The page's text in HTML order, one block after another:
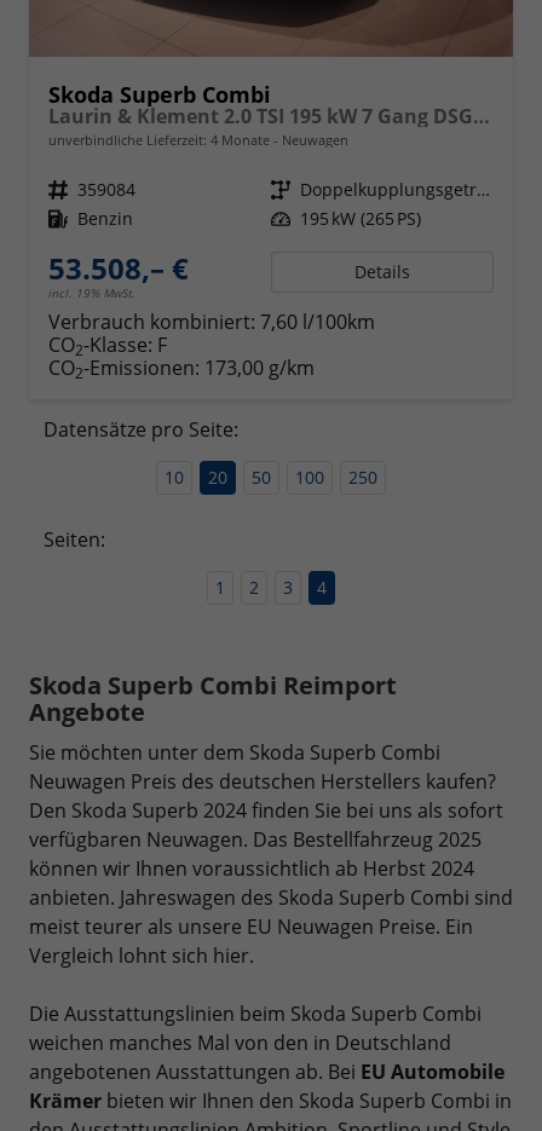
Skoda Superb Combi
Laurin & Klement 2.0 TSI 195 kW 7 Gang DSG 4x4
unverbindliche Lieferzeit: 4 Monate Neuwagen
Fahrzeugnr. 359084 Getriebe
Doppelkupplungsgetriebe (DSG)
Kraftstoff Benzin Leistung 195 kW (265 PS)
53.508,– €
incl. 19% MwSt.
Details
Verbrauch kombiniert: 7,60 l/100km
CO2-Klasse: F
CO2-Emissionen: 173,00 g/km
Datensätze pro Seite:
10 20 50 100 250
Seiten:
1 2 3 4
Skoda Superb Combi Reimport
Angebote
Sie möchten unter dem Skoda Superb Combi
Neuwagen Preis des deutschen Herstellers kaufen?
Den Skoda Superb 2024 finden Sie bei uns als sofort
verfügbaren Neuwagen. Das Bestellfahrzeug 2025
können wir Ihnen voraussichtlich ab Herbst 2024
anbieten. Jahreswagen des Skoda Superb Combi sind
meist teurer als unsere EU Neuwagen Preise. Ein
Vergleich lohnt sich hier.
Die Ausstattungslinien beim Skoda Superb Combi
weichen manches Mal von den in Deutschland
angebotenen Ausstattungen ab. Bei EU Automobile
Krämer bieten wir Ihnen den Skoda Superb Combi in